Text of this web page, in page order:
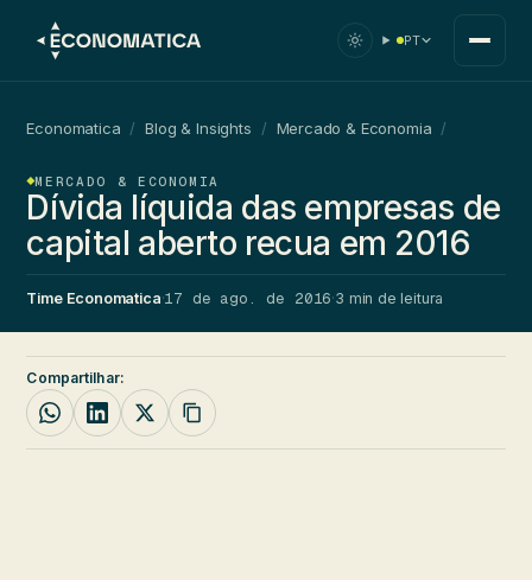
PT
Economatica / Blog & Insights / Mercado & Economia /
MERCADO & ECONOMIA
Dívida líquida das empresas de
capital aberto recua em 2016
Time Economatica·17 de ago. de 2016·3 min de leitura
Compartilhar: